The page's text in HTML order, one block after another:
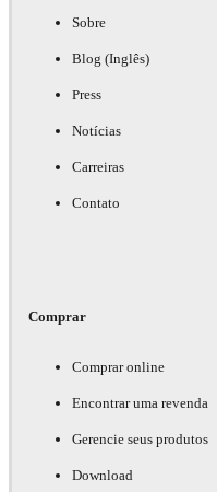
Sobre
Blog (Inglês)
Press
Notícias
Carreiras
Contato
Comprar
Comprar online
Encontrar uma revenda
Gerencie seus produtos
Download